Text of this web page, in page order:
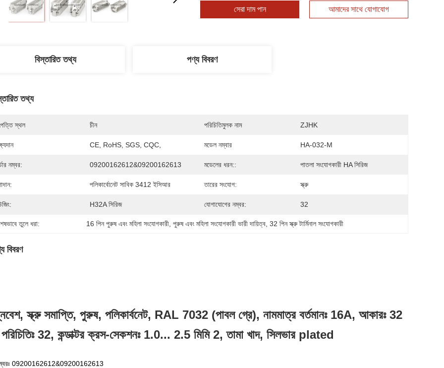
সেরা দাম পান আমাদের সাথে যোগাযোগ
বিস্তারিত তথ্য পণ্য বিবরণ
তথ্য
স্থল চীন পরিচিতিমুলক নাম ZJHK
CE, RoHS, SGS, CQC, মডেল নম্বার HA-032-M
নম্বর: 09200162612&09200162613 মডেলের ধরন:: পাতলা সংযোগকারী HA সিরিজ
পলিকার্বোনেট সাবিক 3412 ইসিআর তারের সংযোগ: স্ক্রু
H32A সিরিজ যোগাযোগের নম্বর: 32
তুলে ধরা: 16 পিন পুরুষ এবং মহিলা সংযোগকারী , পুরুষ এবং মহিলা সংযোগকারী ভারী দায়িত্ব , 32 পিন স্ক্রু টার্মিনাল সংযোগকারী
বিবরণ
স্ক্রু সমাপ্তি, পুরুষ, পলিকার্বনেট, RAL 7032 (পাবল গ্রে), নামমাত্র বর্তমানঃ 16A, আকারঃ 32
32, কন্ডাক্টর ক্রস-সেকশনঃ 1.0... 2.5 মিমি 2, তামা খাদ, সিলভার plated
নম্বরঃ 09200162612&09200162613